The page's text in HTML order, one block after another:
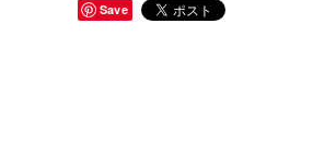
Save